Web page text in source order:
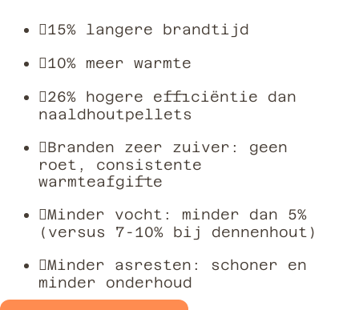
15% langere brandtijd
10% meer warmte
26% hogere efficiëntie dan
naaldhoutpellets
Branden zeer zuiver: geen
roet, consistente
warmteafgifte
Minder vocht: minder dan 5%
(versus 7-10% bij dennenhout)
Minder asresten: schoner en
minder onderhoud